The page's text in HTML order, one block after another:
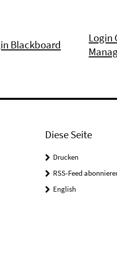
Blackboard
Login
Diese Seite
Drucken
RSS-Feed
English